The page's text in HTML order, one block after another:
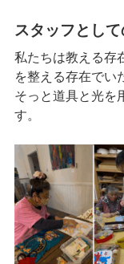
スタッフとし
私たちは教える存
を整える存在でい
そっと道具と光を
す。